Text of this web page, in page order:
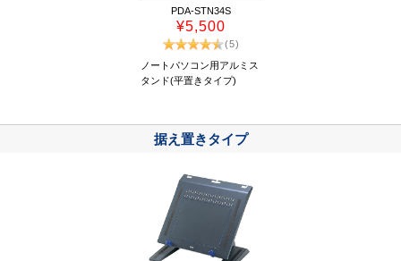
PDA-STN34S
¥5,500
(5)
ノートパソコン用アルミス
タンド(平置きタイプ)
据え置きタイプ